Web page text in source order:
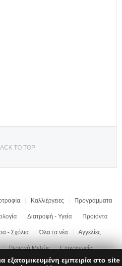
TO TOP
Καλλιέργειες Προγράμματα
Διατροφή - Υγεία Προϊόντα
- Σχόλια Όλα τα νέα Αγγελίες
Περιοχή Μελών Επικοινωνία
εξατομικευμένη εμπειρία στο site